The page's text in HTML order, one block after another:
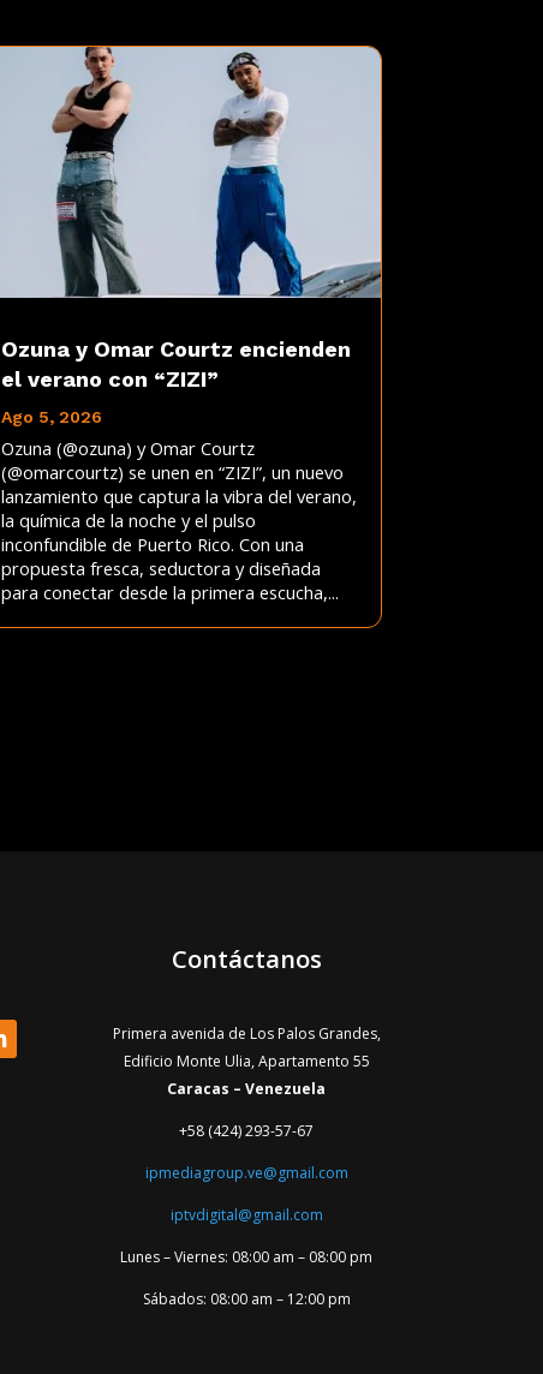
Ozuna y Omar Courtz encienden
el verano con “ZIZI”
Ago 5, 2026
Ozuna (@ozuna) y Omar Courtz
(@omarcourtz) se unen en “ZIZI”, un nuevo
lanzamiento que captura la vibra del verano,
la química de la noche y el pulso
inconfundible de Puerto Rico. Con una
propuesta fresca, seductora y diseñada
para conectar desde la primera escucha,...
Contáctanos
Primera avenida de Los Palos Grandes,
Edificio Monte Ulia, Apartamento 55
Caracas – Venezuela
+58 (424) 293-57-67
ipmediagroup.ve@gmail.com
iptvdigital@gmail.com
Lunes – Viernes: 08:00 am – 08:00 pm
Sábados: 08:00 am – 12:00 pm